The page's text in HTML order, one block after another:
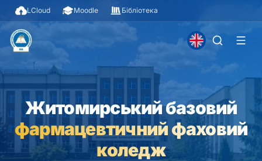
LCloud Moodle Бібліотека
Житомирський базовий
фармацевтичний фаховий
коледж